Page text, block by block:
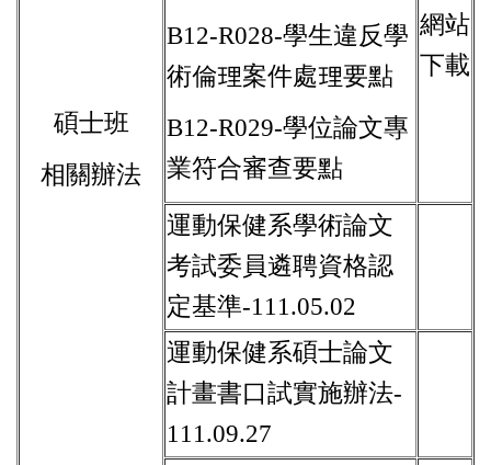
碩士班
相關辦法
B12-R028-學生違反學
術倫理案件處理要點
B12-R029-學位論文專
業符合審查要點
網站
下載
運動保健系學術論文
考試委員遴聘資格認
定基準-111.05.02
運動保健系碩士論文
計畫書口試實施辦法-
111.09.27